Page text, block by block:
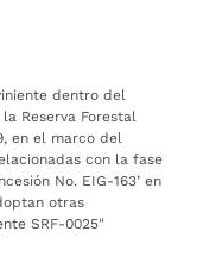
dentro del
Reserva Forestal
en el marco del
con la fase
No. EIG-163’ en
otras
SRF-0025"